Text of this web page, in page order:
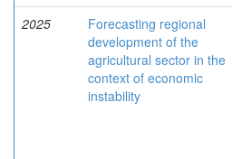
2025
Forecasting regional
development of the
agricultural sector in the
context of economic
instability